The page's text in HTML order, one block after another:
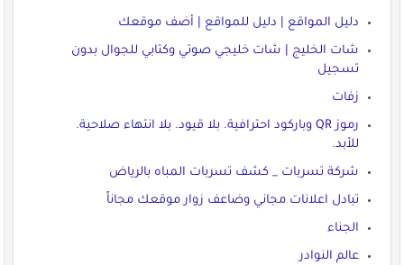
دليل المواقع | دليل للمواقع | أضف موقعك
شات الخليج | شات خليجي صوتي وكتابي للجوال بدون
تسجيل
زفات
رموز QR وباركود احترافية. بلا قيود. بلا انتهاء صلاحية.
للأبد.
شركة تسربات _ كشف تسربات المباه بالرياض
تبادل اعلانات مجاني وضاعف زوار موقعك مجاناً
الجناء
عالم النوادر